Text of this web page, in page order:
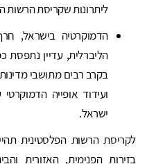
ליתרונות שקריסת הרשות
הדמוקרטיה בישראל,
הליברלית, עדיין נתפסת
בקרב רבים מתושבי
ועידוד אופייה
ישראל.
לקריסת הרשות הפלסטינית
בזירות הפנימית, האזורית